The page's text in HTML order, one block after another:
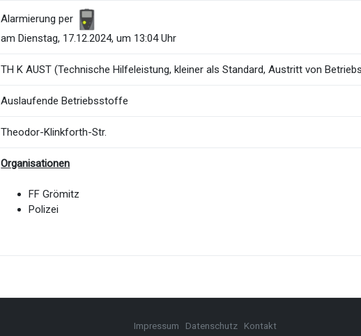
Alarmierung per
am Dienstag, 17.12.2024, um 13:04 Uhr
TH K AUST (Technische Hilfeleistung, kleiner als Standard, Austritt von
Auslaufende Betriebsstoffe
Theodor-Klinkforth-Str.
Organisationen
FF Grömitz
Polizei
Impressum Datenschutz Kontakt